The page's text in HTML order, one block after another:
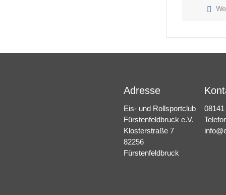
Adresse
Eis- und Rollsportclub
Fürstenfeldbruck e.V.
Klosterstraße 7
82256
Fürstenfeldbruck